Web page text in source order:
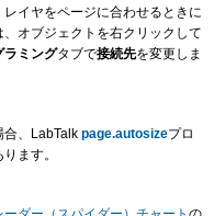
イヤをページに合わせるときに
オブジェクトを右クリックして
ラミングタブで接続先を変更しま
合、LabTalk page.autosizeプロ
ます。